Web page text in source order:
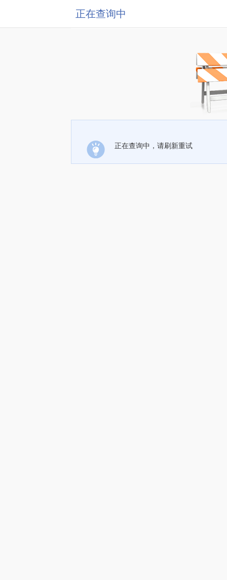
正在查询中
正在查询中，请刷新重试